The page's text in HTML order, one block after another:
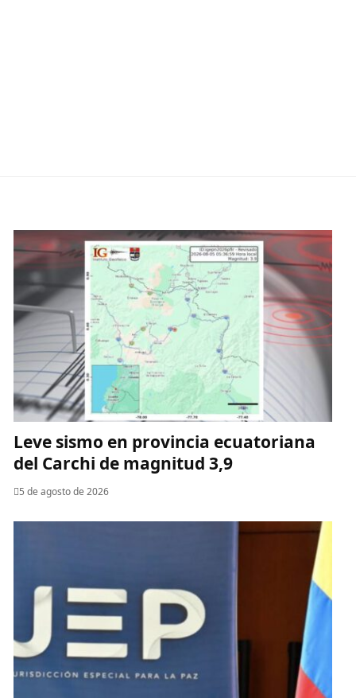
Leve sismo en provincia ecuatoriana
del Carchi de magnitud 3,9
5 de agosto de 2026